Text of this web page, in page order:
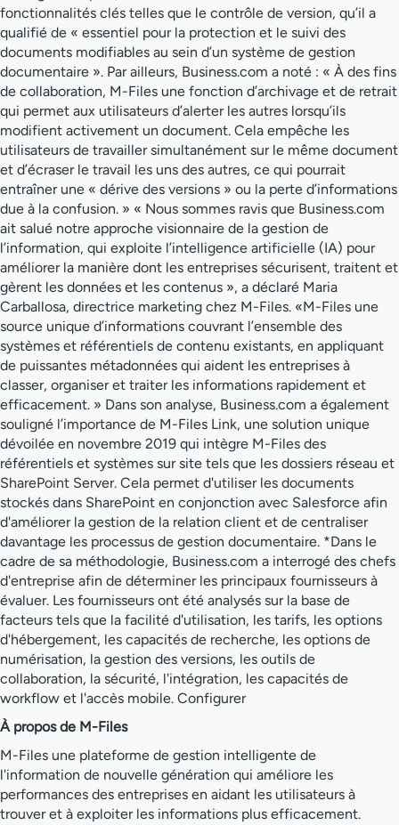
fonctionnalités clés telles que le contrôle de version, qu’il a
qualifié de « essentiel pour la protection et le suivi des
documents modifiables au sein d’un système de gestion
documentaire ». Par ailleurs, Business.com a noté : « À des fins
de collaboration, M-Files une fonction d’archivage et de retrait
qui permet aux utilisateurs d’alerter les autres lorsqu’ils
modifient activement un document. Cela empêche les
utilisateurs de travailler simultanément sur le même document
et d’écraser le travail les uns des autres, ce qui pourrait
entraîner une « dérive des versions » ou la perte d’informations
due à la confusion. » « Nous sommes ravis que Business.com
ait salué notre approche visionnaire de la gestion de
l’information, qui exploite l’intelligence artificielle (IA) pour
améliorer la manière dont les entreprises sécurisent, traitent et
gèrent les données et les contenus », a déclaré Maria
Carballosa, directrice marketing chez M-Files. «M-Files une
source unique d’informations couvrant l’ensemble des
systèmes et référentiels de contenu existants, en appliquant
de puissantes métadonnées qui aident les entreprises à
classer, organiser et traiter les informations rapidement et
efficacement. » Dans son analyse, Business.com a également
souligné l’importance de M-Files Link, une solution unique
dévoilée en novembre 2019 qui intègre M-Files des
référentiels et systèmes sur site tels que les dossiers réseau et
SharePoint Server. Cela permet d'utiliser les documents
stockés dans SharePoint en conjonction avec Salesforce afin
d'améliorer la gestion de la relation client et de centraliser
davantage les processus de gestion documentaire. *Dans le
cadre de sa méthodologie, Business.com a interrogé des chefs
d'entreprise afin de déterminer les principaux fournisseurs à
évaluer. Les fournisseurs ont été analysés sur la base de
facteurs tels que la facilité d'utilisation, les tarifs, les options
d'hébergement, les capacités de recherche, les options de
numérisation, la gestion des versions, les outils de
collaboration, la sécurité, l'intégration, les capacités de
workflow et l'accès mobile. Configurer
À propos de M-Files
M-Files une plateforme de gestion intelligente de
l'information de nouvelle génération qui améliore les
performances des entreprises en aidant les utilisateurs à
trouver et à exploiter les informations plus efficacement.